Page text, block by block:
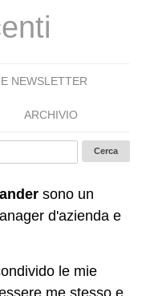
NEWSLETTER
ARCHIVIO
sono un
d'azienda e
le mie
me stesso e